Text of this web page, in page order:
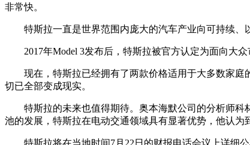
非常快。
特斯拉一直是世界范围内庞大的汽车产业向可持续、
2017年Model 3发布后，特斯拉被官方认定为面向大
现在，特斯拉已经拥有了两款价格适用于大多数家
切已全部变成现实。
特斯拉的未来也值得期待。奥本海默公司的分析师科
池的发展，特斯拉在电动交通领域具有显著优势，他认为
特斯拉将在当地时间7月22日的财报电话会议上详